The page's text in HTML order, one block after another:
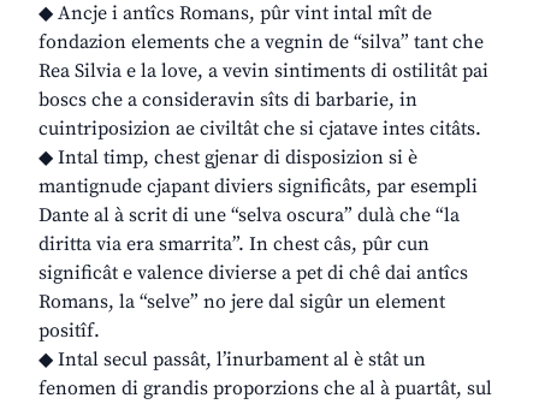
◆ Ancje i antîcs Romans, pûr vint intal mît de
fondazion elements che a vegnin de “silva” tant che
Rea Silvia e la love, a vevin sintiments di ostilitât pai
boscs che a consideravin sîts di barbarie, in
cuintriposizion ae civiltât che si cjatave intes citâts.
◆ Intal timp, chest gjenar di disposizion si è
mantignude cjapant diviers significâts, par esempli
Dante al à scrit di une “selva oscura” dulà che “la
diritta via era smarrita”. In chest câs, pûr cun
significât e valence divierse a pet di chê dai antîcs
Romans, la “selve” no jere dal sigûr un element
positîf.
◆ Intal secul passât, l’inurbament al è stât un
fenomen di grandis proporzions che al à puartât, sul